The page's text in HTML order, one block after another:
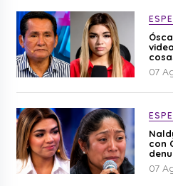
07
con
07